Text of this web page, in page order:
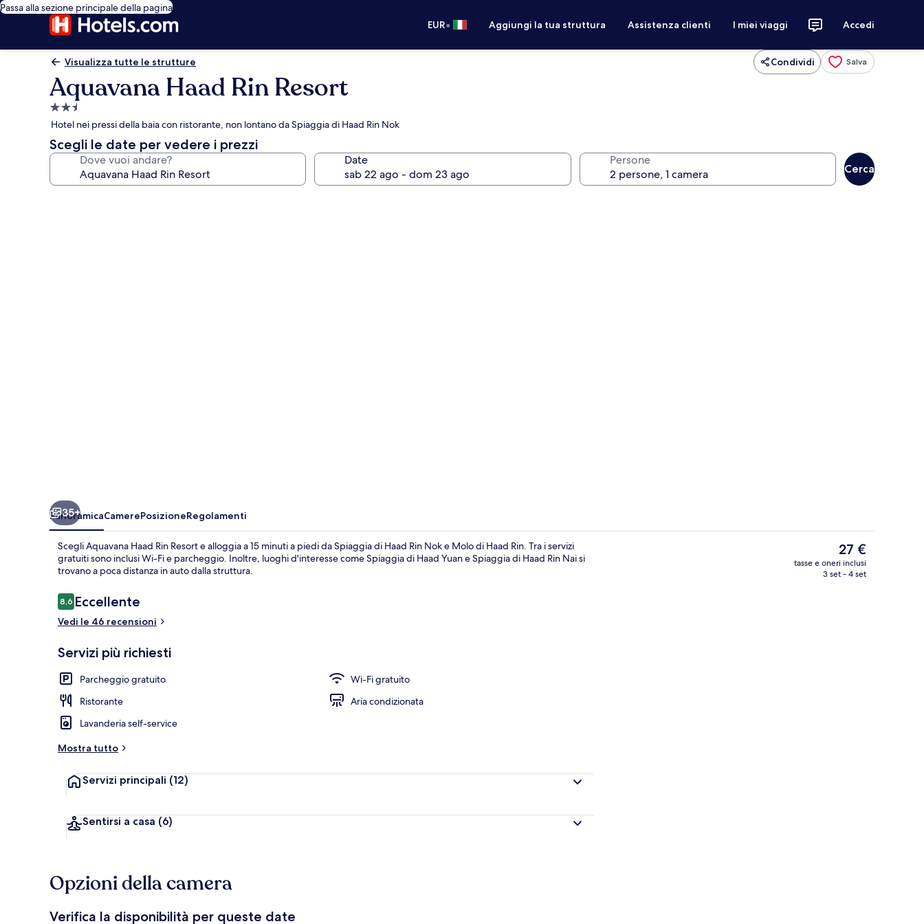
Passa alla sezione principale della pagina
EUR• Aggiungi la tua struttura Assistenza clienti I miei viaggi Accedi
Visualizza tutte le strutture Condividi Salva
Aquavana Haad Rin Resort
Struttura
a
2.5
stelle
Hotel nei pressi della baia con ristorante, non lontano da Spiaggia di Haad Rin Nok
Scegli le date per vedere i prezzi
Dove vuoi andare? Date Persone
Cerca
35+
PanoramicaCamerePosizioneRegolamenti
Scegli Aquavana Haad Rin Resort e alloggia a 15 minuti a piedi da Spiaggia di Haad Rin Nok e Molo di Haad Rin. Tra i servizi
gratuiti sono inclusi Wi-Fi e parcheggio. Inoltre, luoghi d'interesse come Spiaggia di Haad Yuan e Spiaggia di Haad Rin Nai si
trovano a poca distanza in auto dalla struttura.
Recensioni
8,68,6 su 10
Eccellente
Vedi le 46 recensioni
Servizi più richiesti
Parcheggio gratuito
Wi-Fi gratuito
Ristorante
Aria condizionata
Lavanderia self-service
Mostra tutto
Servizi principali (12)
Sentirsi a casa (6)
Il
prezzo
attuale
27 €
tasse e oneri inclusi
3 set - 4 set
Opzioni della camera
Verifica la disponibilità per queste date